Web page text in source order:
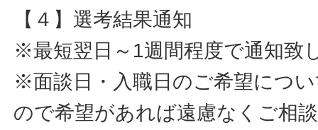
【４】選考結果通知
※最短翌日～1週間程度で通知致
※面談日・入職日のご希望につ
ので希望があれば遠慮なくご相